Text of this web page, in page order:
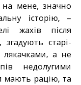
на мене, значно
історію, –
жахів після
старі-
лякачками, а не
недолугими
мають рацію, та